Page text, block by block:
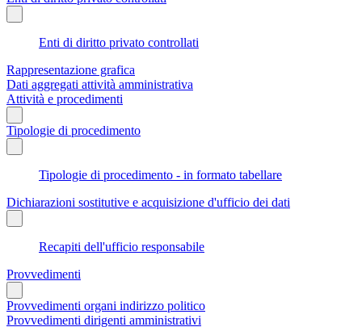
Enti di diritto privato controllati
Rappresentazione grafica
Dati aggregati attività amministrativa
Attività e procedimenti
Tipologie di procedimento
Tipologie di procedimento - in formato tabellare
Dichiarazioni sostitutive e acquisizione d'ufficio dei dati
Recapiti dell'ufficio responsabile
Provvedimenti
Provvedimenti organi indirizzo politico
Provvedimenti dirigenti amministrativi